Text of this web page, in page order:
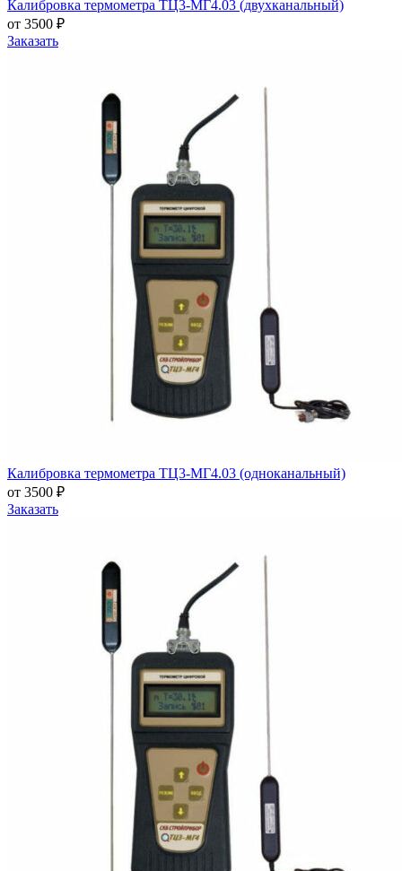
Калибровка термометра ТЦ3-МГ4.03 (двухканальный)
от 3500 ₽
Заказать
Калибровка термометра ТЦ3-МГ4.03 (одноканальный)
от 3500 ₽
Заказать